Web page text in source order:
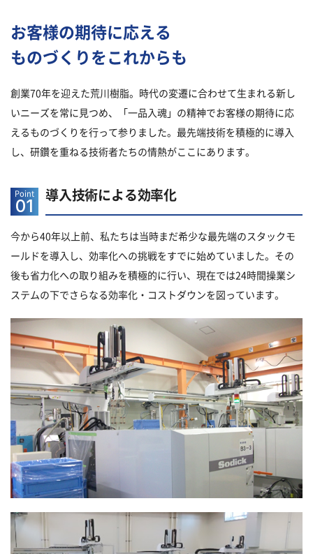
お客様の期待に応える
ものづくりをこれからも
創業70年を迎えた荒川樹脂。 時代の変遷に合わせて生まれる新し
いニーズを常に見つめ、「一品入魂」の精神でお客様の期待に応
えるものづくりを行って参りました。 最先端技術を積極的に導入
し、研鑽を重ねる技術者たちの情熱がここにあります。
Point
01
導入技術による効率化
今から40年以上前、私たちは当時まだ希少な最先端のスタックモ
ールドを導入し、効率化への挑戦をすでに始めていました。その
後も省力化への取り組みを積極的に行い、現在では24時間操業シ
ステムの下でさらなる効率化・コストダウンを図っています。